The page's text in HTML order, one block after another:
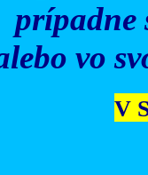
prípadne
vo
V